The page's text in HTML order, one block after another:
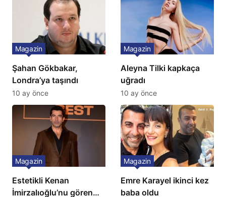
Şahan Gökbakar,
Londra’ya taşındı
Magazin
10 ay önce
Aleyna Tilki kapkaça
uğradı
Magazin
10 ay önce
Estetikli Kenan
İmirzalıoğlu’nu gören
Magazin
Emre Karayel ikinci kez
baba oldu
Magazin